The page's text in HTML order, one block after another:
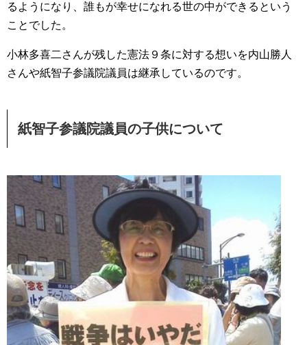
るようになり、誰もが幸せになれる世の中ができるという
ことでした。
小林多喜二さんが残した憲法９条に対する想いを内山勝人
さんや紙智子参議院議員は継承しているのです。
紙智子参議院議員の子供について